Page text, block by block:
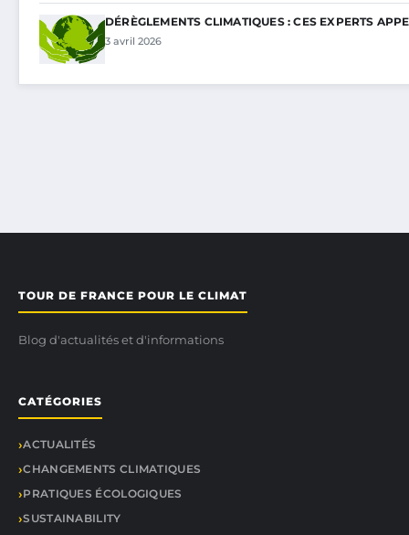
DÉRÈGLEMENTS CLIMATIQUES : CES EXPERTS
3 avril 2026
TOUR DE FRANCE POUR LE CLIMAT
Blog d'actualités et d'informations
CATÉGORIES
ACTUALITÉS
CHANGEMENTS CLIMATIQUES
PRATIQUES ÉCOLOGIQUES
SUSTAINABILITY